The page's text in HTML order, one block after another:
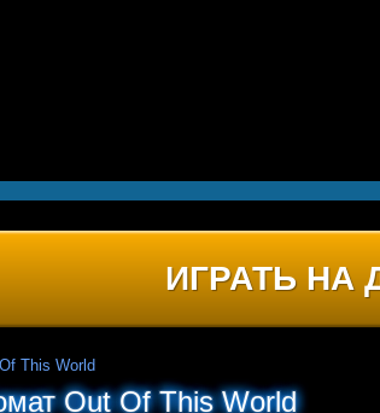
ИГРАТЬ НА
This World
Out Of This World